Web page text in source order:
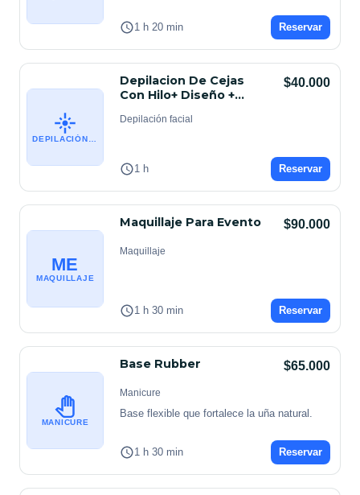
1 h 20 min Reservar
Depilacion De Cejas
Con Hilo+ Diseño +
$40.000
Depilación facial
1 h Reservar
ME
MAQUILLAJE
Maquillaje Para Evento $90.000
Maquillaje
1 h 30 min Reservar
MANICURE
Base Rubber $65.000
Manicure
Base flexible que fortalece la uña natural.
1 h 30 min Reservar